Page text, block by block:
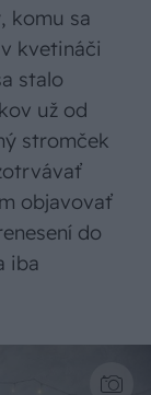
komu sa
v kvetináči
stalo
už od
stromček
objavovať
do
iba